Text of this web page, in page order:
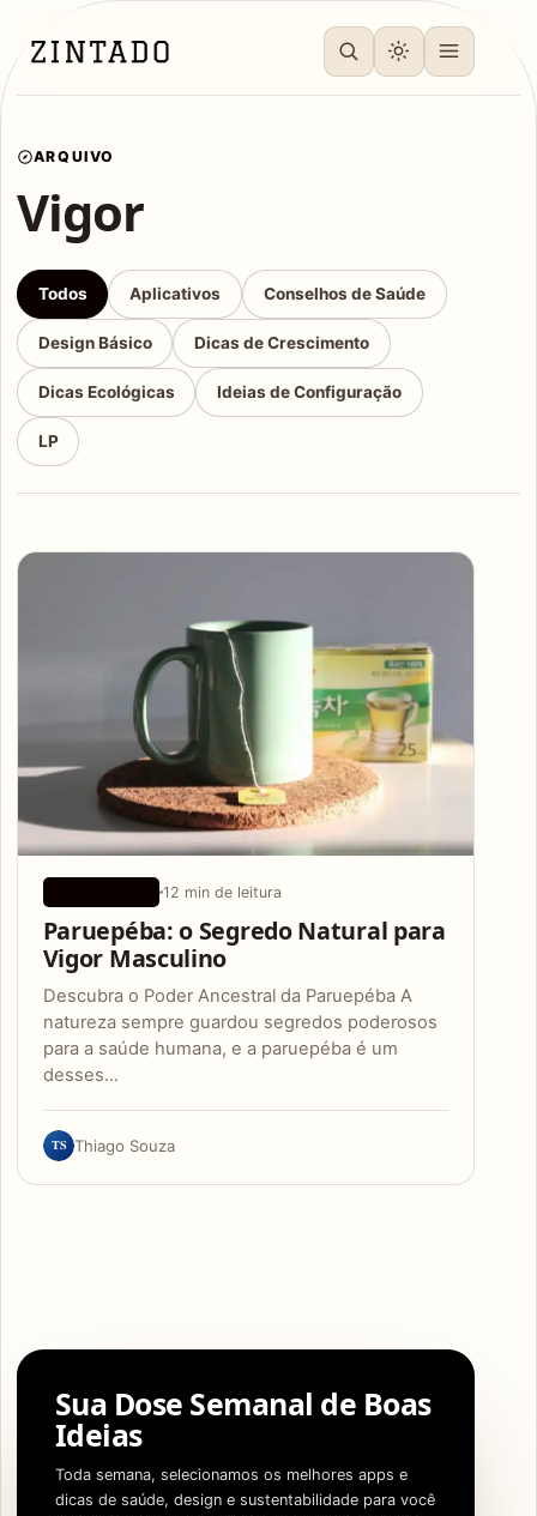
ARQUIVO
Vigor
Todos Aplicativos Conselhos de Saúde
Design Básico Dicas de Crescimento
Dicas Ecológicas Ideias de Configuração
LP
Articles
12 min de leitura
Paruepéba: o Segredo Natural para
Vigor Masculino
Descubra o Poder Ancestral da Paruepéba A
natureza sempre guardou segredos poderosos
para a saúde humana, e a paruepéba é um
desses…
TS Thiago Souza
Sua Dose Semanal de Boas
Ideias
Toda semana, selecionamos os melhores apps e
dicas de saúde, design e sustentabilidade para você